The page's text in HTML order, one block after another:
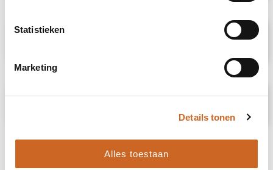
Statistieken
Marketing
Details tonen
Alles toestaan